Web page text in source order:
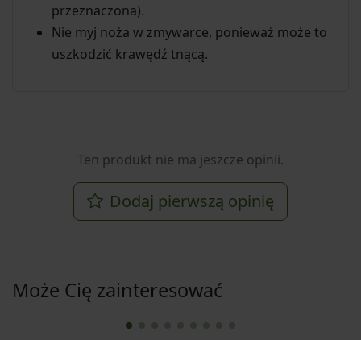
przeznaczona).
Nie myj noża w zmywarce, ponieważ może to
uszkodzić krawędź tnącą.
Ten produkt nie ma jeszcze opinii.
Dodaj pierwszą opinię
Może Cię zainteresować